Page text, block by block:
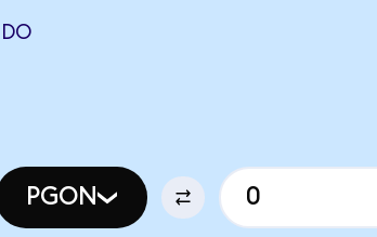
PGON